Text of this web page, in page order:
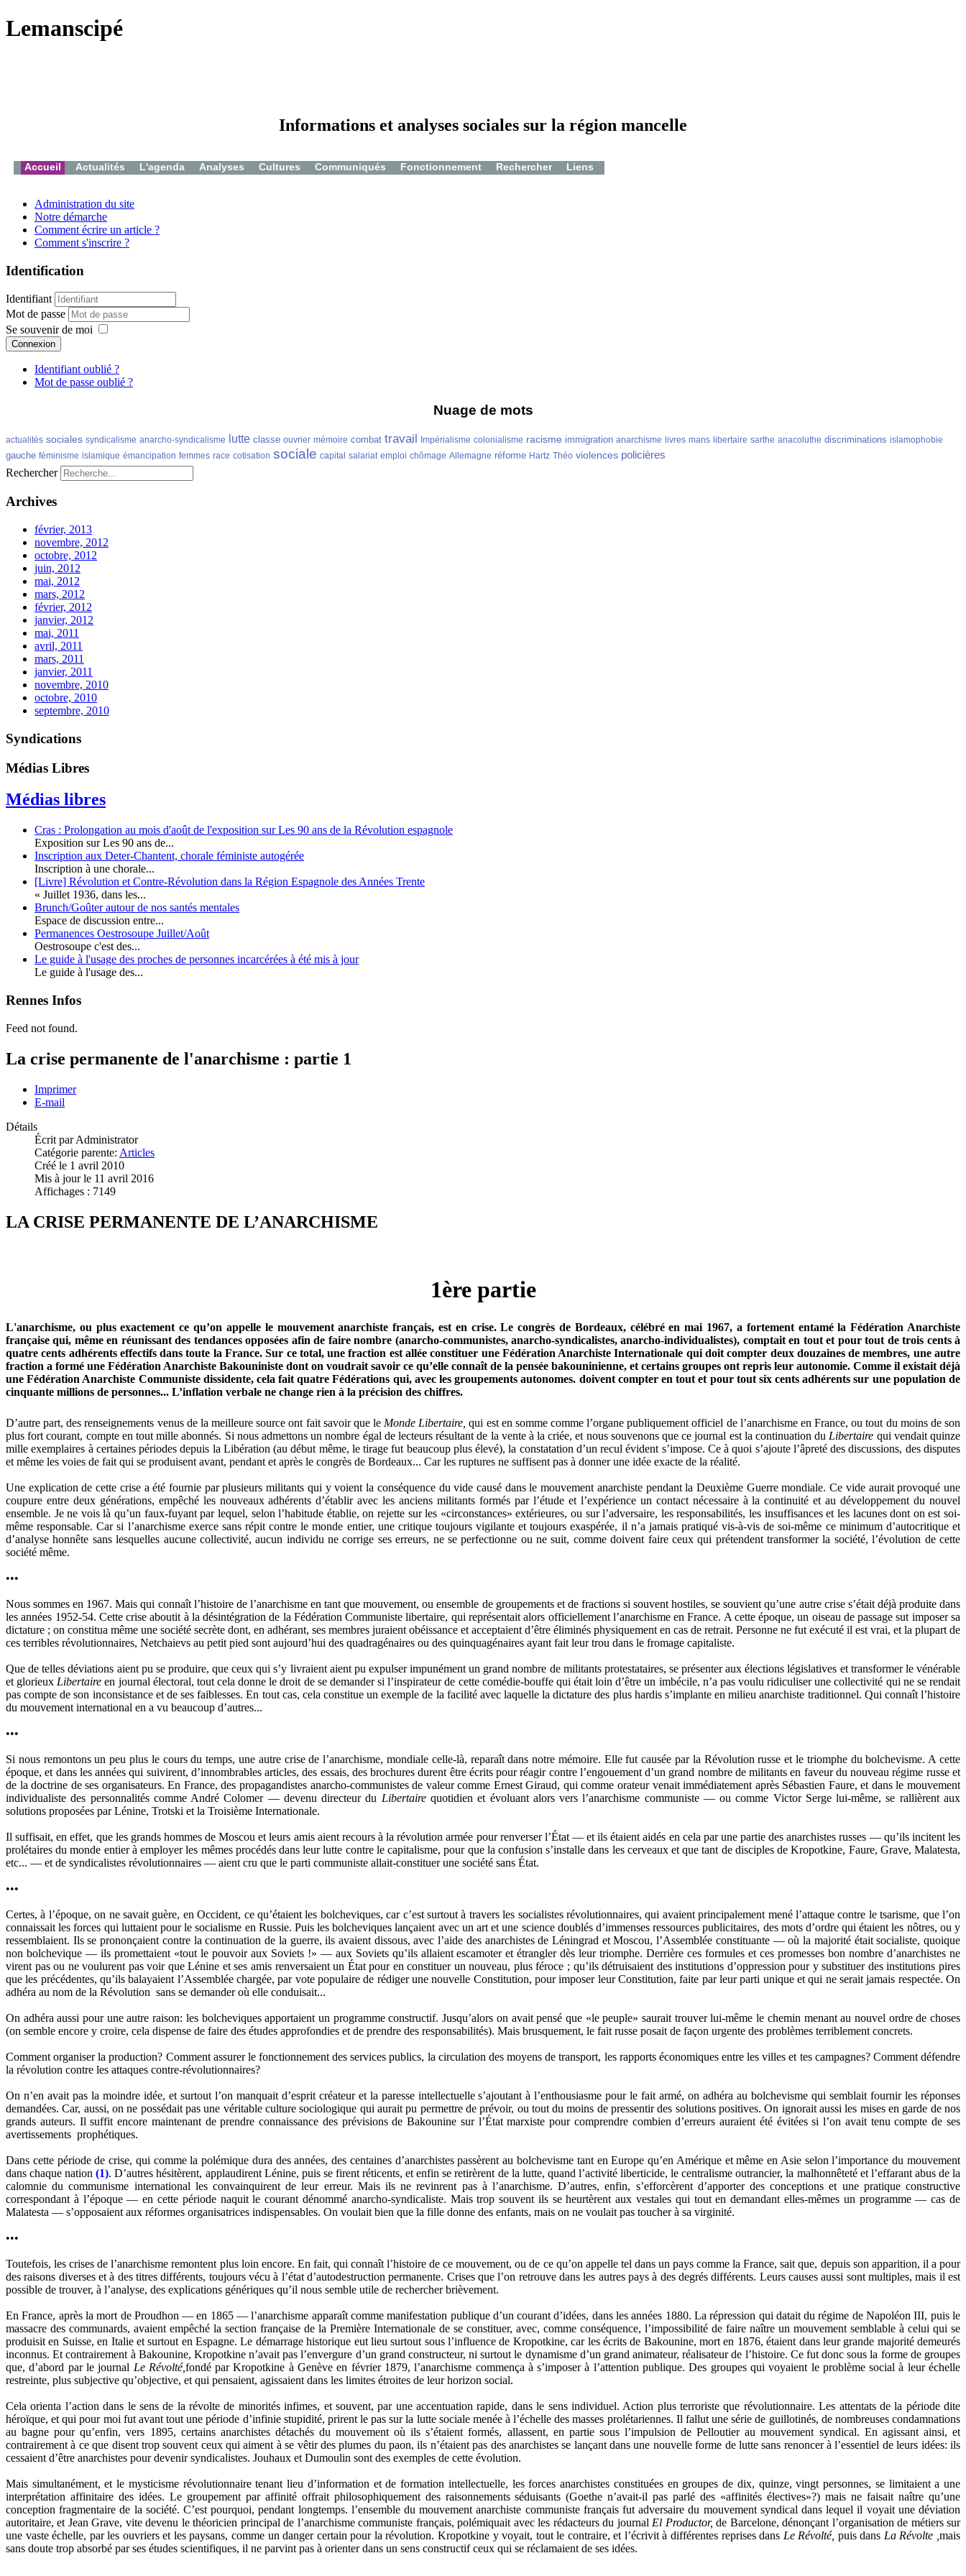
Lemanscipé
Informations et analyses sociales sur la région mancelle
Accueil Actualités L'agenda Analyses Cultures Communiqués Fonctionnement Rechercher Liens
Administration du site
Notre démarche
Comment écrire un article ?
Comment s'inscrire ?
Identification
Identifiant
Mot de passe
Se souvenir de moi
Connexion
Identifiant oublié ?
Mot de passe oublié ?
Nuage de mots
actualités sociales syndicalisme anarcho-syndicalisme lutte classe ouvrier mémoire combat travail Impérialisme colonialisme racisme immigration anarchisme livres mans libertaire sarthe anacoluthe discriminations islamophobie
gauche féminisme islamique émancipation femmes race cotisation sociale capital salariat emploi chômage Allemagne réforme Hartz Théo violences policières
Rechercher
Archives
février, 2013
novembre, 2012
octobre, 2012
juin, 2012
mai, 2012
mars, 2012
février, 2012
janvier, 2012
mai, 2011
avril, 2011
mars, 2011
janvier, 2011
novembre, 2010
octobre, 2010
septembre, 2010
Syndications
Médias Libres
Médias libres
Cras : Prolongation au mois d'août de l'exposition sur Les 90 ans de la Révolution espagnole
Exposition sur Les 90 ans de...
Inscription aux Deter-Chantent, chorale féministe autogérée
Inscription à une chorale...
[Livre] Révolution et Contre-Révolution dans la Région Espagnole des Années Trente
« Juillet 1936, dans les...
Brunch/Goûter autour de nos santés mentales
Espace de discussion entre...
Permanences Oestrosoupe Juillet/Août
Oestrosoupe c'est des...
Le guide à l'usage des proches de personnes incarcérées à été mis à jour
Le guide à l'usage des...
Rennes Infos
Feed not found.
La crise permanente de l'anarchisme : partie 1
Imprimer
E-mail
Détails
Écrit parAdministrator
Catégorie parente: Articles
Créé le 1 avril 2010
Mis à jour le 11 avril 2016
Affichages : 7149
LA CRISE PERMANENTE DE L’ANARCHISME
1ère partie
L'anarchisme, ou plus exactement ce qu’on appelle le mouvement anarchiste français, est en crise. Le congrès de Bordeaux, célébré en mai 1967, a fortement entamé la Fédération Anarchiste
française qui, même en réunissant des tendances opposées afin de faire nombre (anarcho-communistes, anarcho-syndicalistes, anarcho-individualistes), comptait en tout et pour tout de trois cents à
quatre cents adhérents effectifs dans toute la France. Sur ce total, une fraction est allée constituer une Fédération Anarchiste Internationale qui doit compter deux douzaines de membres, une autre
fraction a formé une Fédération Anarchiste Bakouniniste dont on voudrait savoir ce qu’elle connaît de la pensée bakouninienne, et certains groupes ont repris leur autonomie. Comme il existait déjà
une Fédération Anarchiste Communiste dissidente, cela fait quatre Fédérations qui, avec les groupements autonomes. doivent compter en tout et pour tout six cents adhérents sur une population de
cinquante millions de personnes... L’inflation verbale ne change rien à la précision des chiffres.
D’autre part, des renseignements venus de la meilleure source ont fait savoir que le Monde Libertaire,qui est en somme comme l’organe publiquement officiel de l’anarchisme en France, ou tout du moins de son
plus fort courant, compte en tout mille abonnés. Si nous admettons un nombre égal de lecteurs résultant de la vente à la criée, et nous souvenons que ce journal est la continuation du Libertaire qui vendait quinze
mille exemplaires à certaines périodes depuis la Libération (au début même, le tirage fut beaucoup plus élevé), la constatation d’un recul évident s’impose. Ce à quoi s’ajoute l’âpreté des discussions, des disputes
et même les voies de fait qui se produisent avant, pendant et après le congrès de Bordeaux... Car les ruptures ne suffisent pas à donner une idée exacte de la réalité.
Une explication de cette crise a été fournie par plusieurs militants qui y voient la conséquence du vide causé dans le mouvement anarchiste pendant la Deuxième Guerre mondiale. Ce vide aurait provoqué une
coupure entre deux générations, empêché les nouveaux adhérents d’établir avec les anciens militants formés par l’étude et l’expérience un contact nécessaire à la continuité et au développement du nouvel
ensemble. Je ne vois là qu’un faux-fuyant par lequel, selon l’habitude établie, on rejette sur les «circonstances» extérieures, ou sur l’adversaire, les responsabilités, les insuffisances et les lacunes dont on est soi-
même responsable. Car si l’anarchisme exerce sans répit contre le monde entier, une critique toujours vigilante et toujours exaspérée, il n’a jamais pratiqué vis-à-vis de soi-même ce minimum d’autocritique et
d’analyse honnête sans lesquelles aucune collectivité, aucun individu ne corrige ses erreurs, ne se perfectionne ou ne suit, comme doivent faire ceux qui prétendent transformer la société, l’évolution de cette
société même.
•••
Nous sommes en 1967. Mais qui connaît l’histoire de l’anarchisme en tant que mouvement, ou ensemble de groupements et de fractions si souvent hostiles, se souvient qu’une autre crise s’était déjà produite dans
les années 1952-54. Cette crise aboutit à la désintégration de la Fédération Communiste libertaire, qui représentait alors officiellement l’anarchisme en France. A cette époque, un oiseau de passage sut imposer sa
dictature ; on constitua même une société secrète dont, en adhérant, ses membres juraient obéissance et acceptaient d’être éliminés physiquement en cas de retrait. Personne ne fut exécuté il est vrai, et la plupart de
ces terribles révolutionnaires, Netchaievs au petit pied sont aujourd’hui des quadragénaires ou des quinquagénaires ayant fait leur trou dans le fromage capitaliste.
Que de telles déviations aient pu se produire, que ceux qui s’y livraient aient pu expulser impunément un grand nombre de militants protestataires, se présenter aux élections législatives et transformer le vénérable
et glorieux Libertaireen journal électoral, tout cela donne le droit de se demander si l’inspirateur de cette comédie-bouffe qui était loin d’être un imbécile, n’a pas voulu ridiculiser une collectivité qui ne se rendait
pas compte de son inconsistance et de ses faiblesses. En tout cas, cela constitue un exemple de la facilité avec laquelle la dictature des plus hardis s’implante en milieu anarchiste traditionnel. Qui connaît l’histoire
du mouvement international en a vu beaucoup d’autres...
•••
Si nous remontons un peu plus le cours du temps, une autre crise de l’anarchisme, mondiale celle-là, reparaît dans notre mémoire. Elle fut causée par la Révolution russe et le triomphe du bolchevisme. A cette
époque, et dans les années qui suivirent, d’innombrables articles, des essais, des brochures durent être écrits pour réagir contre l’engouement d’un grand nombre de militants en faveur du nouveau régime russe et
de la doctrine de ses organisateurs. En France, des propagandistes anarcho-communistes de valeur comme Ernest Giraud, qui comme orateur venait immédiatement après Sébastien Faure, et dans le mouvement
individualiste des personnalités comme André Colomer — devenu directeur du Libertaire quotidien et évoluant alors vers l’anarchisme communiste — ou comme Victor Serge lui-même, se rallièrent aux
solutions proposées par Lénine, Trotski et la Troisième Internationale.
Il suffisait, en effet, que les grands hommes de Moscou et leurs amis aient recours à la révolution armée pour renverser l’État — et ils étaient aidés en cela par une partie des anarchistes russes — qu’ils incitent les
prolétaires du monde entier à employer les mêmes procédés dans leur lutte contre le capitalisme, pour que la confusion s’installe dans les cerveaux et que tant de disciples de Kropotkine, Faure, Grave, Malatesta,
etc... — et de syndicalistes révolutionnaires — aient cru que le parti communiste allait-constituer une société sans État.
•••
Certes, à l’époque, on ne savait guère, en Occident, ce qu’étaient les bolcheviques, car c’est surtout à travers les socialistes révolutionnaires, qui avaient principalement mené l’attaque contre le tsarisme, que l’on
connaissait les forces qui luttaient pour le socialisme en Russie. Puis les bolcheviques lançaient avec un art et une science doublés d’immenses ressources publicitaires, des mots d’ordre qui étaient les nôtres, ou y
ressemblaient. Ils se prononçaient contre la continuation de la guerre, ils avaient dissous, avec l’aide des anarchistes de Léningrad et Moscou, l’Assemblée constituante — où la majorité était socialiste, quoique
non bolchevique — ils promettaient «tout le pouvoir aux Soviets !» — aux Soviets qu’ils allaient escamoter et étrangler dès leur triomphe. Derrière ces formules et ces promesses bon nombre d’anarchistes ne
virent pas ou ne voulurent pas voir que Lénine et ses amis renversaient un État pour en constituer un nouveau, plus féroce ; qu’ils détruisaient des institutions d’oppression pour y substituer des institutions pires
que les précédentes, qu’ils balayaient l’Assemblée chargée, par vote populaire de rédiger une nouvelle Constitution, pour imposer leur Constitution, faite par leur parti unique et qui ne serait jamais respectée. On
adhéra au nom de la Révolution sans se demander où elle conduisait...
On adhéra aussi pour une autre raison: les bolcheviques apportaient un programme constructif. Jusqu’alors on avait pensé que «le peuple» saurait trouver lui-même le chemin menant au nouvel ordre de choses
(on semble encore y croire, cela dispense de faire des études approfondies et de prendre des responsabilités). Mais brusquement, le fait russe posait de façon urgente des problèmes terriblement concrets.
Comment organiser la production? Comment assurer le fonctionnement des services publics, la circulation des moyens de transport, les rapports économiques entre les villes et tes campagnes? Comment défendre
la révolution contre les attaques contre-révolutionnaires?
On n’en avait pas la moindre idée, et surtout l’on manquait d’esprit créateur et la paresse intellectuelle s’ajoutant à l’enthousiasme pour le fait armé, on adhéra au bolchevisme qui semblait fournir les réponses
demandées. Car, aussi, on ne possédait pas une véritable culture sociologique qui aurait pu permettre de prévoir, ou tout du moins de pressentir des solutions positives. On ignorait aussi les mises en garde de nos
grands auteurs. Il suffit encore maintenant de prendre connaissance des prévisions de Bakounine sur l’État marxiste pour comprendre combien d’erreurs auraient été évitées si l’on avait tenu compte de ses
avertissements prophétiques.
Dans cette période de crise, qui comme la polémique dura des années, des centaines d’anarchistes passèrent au bolchevisme tant en Europe qu’en Amérique et même en Asie selon l’importance du mouvement
dans chaque nation(1). D’autres hésitèrent, applaudirent Lénine, puis se firent réticents, et enfin se retirèrent de la lutte, quand l’activité liberticide, le centralisme outrancier, la malhonnêteté et l’effarant abus de la
calomnie du communisme international les convainquirent de leur erreur. Mais ils ne revinrent pas à l’anarchisme. D’autres, enfin, s’efforcèrent d’apporter des conceptions et une pratique constructive
correspondant à l’époque — en cette période naquit le courant dénommé anarcho-syndicaliste. Mais trop souvent ils se heurtèrent aux vestales qui tout en demandant elles-mêmes un programme — cas de
Malatesta — s’opposaient aux réformes organisatrices indispensables. On voulait bien que la fille donne des enfants, mais on ne voulait pas toucher à sa virginité.
•••
Toutefois, les crises de l’anarchisme remontent plus loin encore. En fait, qui connaît l’histoire de ce mouvement, ou de ce qu’on appelle tel dans un pays comme la France, sait que, depuis son apparition, il a pour
des raisons diverses et à des titres différents, toujours vécu à l’état d’autodestruction permanente. Crises que l’on retrouve dans les autres pays à des degrés différents. Leurs causes aussi sont multiples, mais il est
possible de trouver, à l’analyse, des explications génériques qu’il nous semble utile de rechercher brièvement.
En France, après la mort de Proudhon — en 1865 — l’anarchisme apparaît comme manifestation publique d’un courant d’idées, dans les années 1880. La répression qui datait du régime de Napoléon III, puis le
massacre des communards, avaient empêché la section française de la Première Internationale de se constituer, avec, comme conséquence, l’impossibilité de faire naître un mouvement semblable à celui qui se
produisit en Suisse, en Italie et surtout en Espagne. Le démarrage historique eut lieu surtout sous l’influence de Kropotkine, car les écrits de Bakounine, mort en 1876, étaient dans leur grande majorité demeurés
inconnus. Et contrairement à Bakounine, Kropotkine n’avait pas l’envergure d’un grand constructeur, ni surtout le dynamisme d’un grand animateur, réalisateur de l’histoire. Ce fut donc sous la forme de groupes
que, d’abord par le journal Le Révolté,fondé par Kropotkine à Genève en février 1879, l’anarchisme commença à s’imposer à l’attention publique. Des groupes qui voyaient le problème social à leur échelle
restreinte, plus subjective qu’objective, et qui pensaient, agissaient dans les limites étroites de leur horizon social.
Cela orienta l’action dans le sens de la révolte de minorités infimes, et souvent, par une accentuation rapide, dans le sens individuel. Action plus terroriste que révolutionnaire. Les attentats de la période dite
héroïque, et qui pour moi fut avant tout une période d’infinie stupidité, prirent le pas sur la lutte sociale menée à l’échelle des masses prolétariennes. Il fallut une série de guillotinés, de nombreuses condamnations
au bagne pour qu’enfin, vers 1895, certains anarchistes détachés du mouvement où ils s’étaient formés, allassent, en partie sous l’impulsion de Pelloutier au mouvement syndical. En agissant ainsi, et
contrairement à ce que disent trop souvent ceux qui aiment à se vêtir des plumes du paon, ils n’étaient pas des anarchistes se lançant dans une nouvelle forme de lutte sans renoncer à l’essentiel de leurs idées: ils
cessaient d’être anarchistes pour devenir syndicalistes. Jouhaux et Dumoulin sont des exemples de cette évolution.
Mais simultanément, et le mysticisme révolutionnaire tenant lieu d’information et de formation intellectuelle, les forces anarchistes constituées en groupes de dix, quinze, vingt personnes, se limitaient a une
interprétation affinitaire des idées. Le groupement par affinité offrait philosophiquement des raisonnements séduisants (Goethe n’avait-il pas parlé des «affinités électives»?) mais ne faisait naître qu’une
conception fragmentaire de la société. C’est pourquoi, pendant longtemps. l’ensemble du mouvement anarchiste communiste français fut adversaire du mouvement syndical dans lequel il voyait une déviation
autoritaire, et Jean Grave, vite devenu le théoricien principal de l’anarchisme communiste français, polémiquait avec les rédacteurs du journal El Productor,de Barcelone, dénonçant l’organisation de métiers sur
une vaste échelle, par les ouvriers et les paysans, comme un danger certain pour la révolution. Kropotkine y voyait, tout le contraire, et l’écrivit à différentes reprises dans Le Révolté, puis dans La Révolte ,mais
sans doute trop absorbé par ses études scientifiques, il ne parvint pas à orienter dans un sens constructif ceux qui se réclamaient de ses idées.